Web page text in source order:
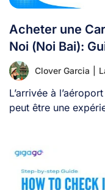
Acheter une
Noi (Noi Bai):
Clover Garcia
L’arrivée à
peut être une